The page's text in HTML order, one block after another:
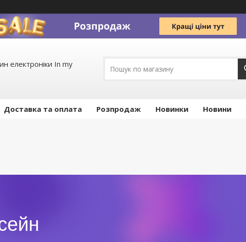
електроніки In my
Доставка та оплата Pозпродаж Новинки Новини